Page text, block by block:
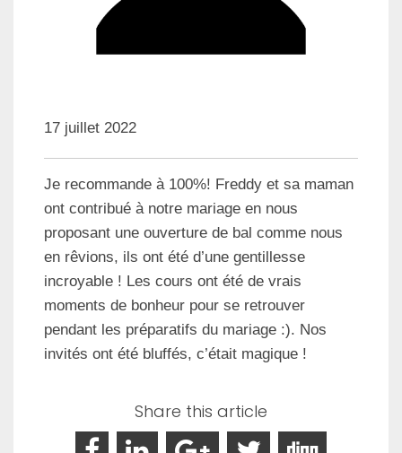
17 juillet 2022
Je recommande à 100%! Freddy et sa maman
ont contribué à notre mariage en nous
proposant une ouverture de bal comme nous
en rêvions, ils ont été d’une gentillesse
incroyable ! Les cours ont été de vrais
moments de bonheur pour se retrouver
pendant les préparatifs du mariage :). Nos
invités ont été bluffés, c’était magique !
Share this article